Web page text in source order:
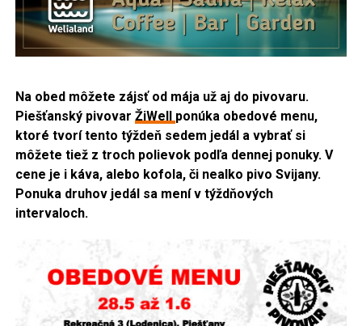
Na obed môžete zájsť od mája už aj do pivovaru.
Piešťanský pivovar ŽiWell ponúka obedové menu,
ktoré tvorí tento týždeň sedem jedál a vybrať si
môžete tiež z troch polievok podľa dennej ponuky. V
cene je i káva, alebo kofola, či nealko pivo Svijany.
Ponuka druhov jedál sa mení v týždňových
intervaloch.